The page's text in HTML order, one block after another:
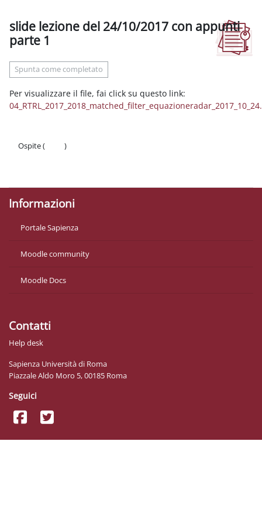
slide lezione del 24/10/2017 con appunti
parte 1
Spunta come completato
Per visualizzare il file, fai click su questo link:
Ospite (
)
Informazioni
Portale Sapienza
Moodle community
Moodle Docs
Contatti
Help desk
Sapienza Università di Roma
Piazzale Aldo Moro 5, 00185 Roma
Seguici